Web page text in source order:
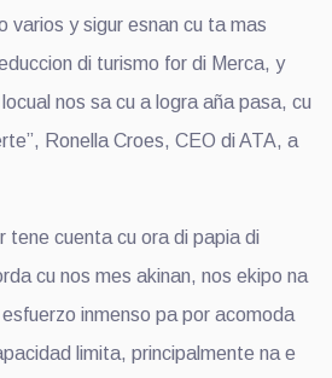
varios y sigur esnan cu ta mas
di turismo for di Merca, y
nos sa cu a logra aña pasa, cu
Ronella Croes, CEO di ATA, a
tene cuenta cu ora di papia di
cu nos mes akinan, nos ekipo na
inmenso pa por acomoda
limita, principalmente na e